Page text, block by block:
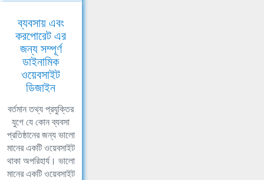
ব্যবসায় এবং
করপোরেট এর
জন্য সম্পূর্ণ
ডাইনামিক
ওয়েবসাইট
ডিজাইন
বর্তমান তথ্য প্রযুক্তির
যুগে যে কোন ব্যবসা
প্রতিষ্ঠানের জন্য ভালো
মানের একটি ওয়েবসাইট
থাকা অপরিহার্য। ভালো
মানের একটি ওয়েবসাইট